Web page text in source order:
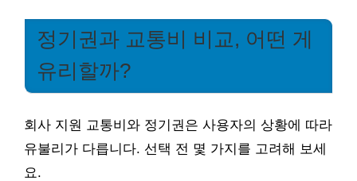
정기권과 교통비 비교, 어떤 게
유리할까?
회사 지원 교통비와 정기권은 사용자의 상황에 따라
유불리가 다릅니다. 선택 전 몇 가지를 고려해 보세
요.